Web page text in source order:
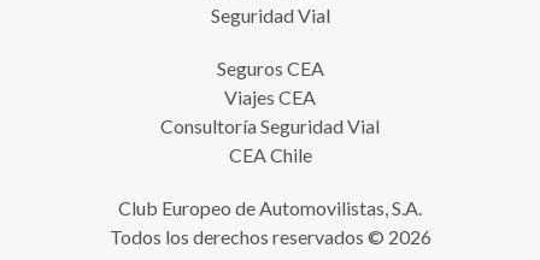
Seguridad Vial
Seguros CEA
Viajes CEA
Consultoría Seguridad Vial
CEA Chile
Club Europeo de Automovilistas, S.A.
Todos los derechos reservados © 2026